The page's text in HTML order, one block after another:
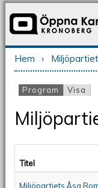
Du är här
Hem ›
Primära flikar
Program (aktiv flik)
Visa
Titel
Miljöpartiets Åsa